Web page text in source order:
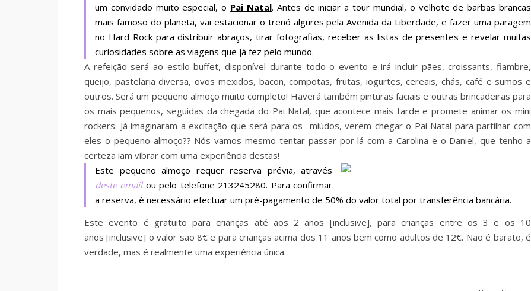
um convidado muito especial, o Pai Natal. Antes de iniciar a tour mundial, o velhote de barbas brancas
mais famoso do planeta, vai estacionar o trenó algures pela Avenida da Liberdade, e fazer uma paragem
no Hard Rock para distribuir abraços, tirar fotografias, receber as listas de presentes e revelar muitas
curiosidades sobre as viagens que já fez pelo mundo.
A refeição será ao estilo buffet, disponível durante todo o evento e irá incluir pães, croissants, fiambre,
queijo, pastelaria diversa, ovos mexidos, bacon, compotas, frutas, iogurtes, cereais, chás, café e sumos e
outros. Será um pequeno almoço muito completo! Haverá também pinturas faciais e outras brincadeiras para
os mais pequenos, seguidas da chegada do Pai Natal, que acontece mais tarde e promete animar os mini
rockers. Já imaginaram a excitação que será para os miúdos, verem chegar o Pai Natal para partilhar com
eles o pequeno almoço?? Nós vamos mesmo tentar passar por lá com a Carolina e o Daniel, que tenho a
certeza iam vibrar com uma experiência destas!
Este pequeno almoço requer reserva prévia, através
deste emailou pelo telefone 213245280. Para confirmar
a reserva, é necessário efectuar um pré-pagamento de 50% do valor total por transferência bancária.
Este evento é gratuito para crianças até aos 2 anos [inclusive], para crianças entre os 3 e os 10
anos [inclusive] o valor são 8€ e para crianças acima dos 11 anos bem como adultos de 12€. Não é barato, é
verdade, mas é realmente uma experiência única.